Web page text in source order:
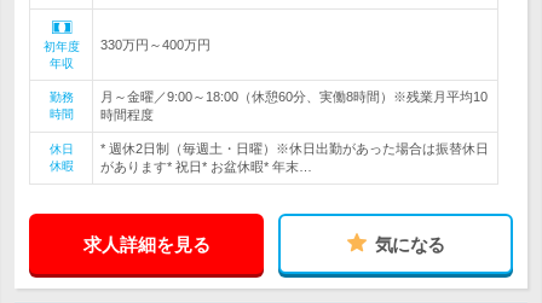
初年度
年収
330万円～400万円
勤務
時間
月～金曜／9:00～18:00（休憩60分、実働8時間）※残業月平均10
時間程度
休日
休暇
* 週休2日制（毎週土・日曜）※休日出勤があった場合は振替休日
があります* 祝日* お盆休暇* 年末…
求人詳細を見る 気になる